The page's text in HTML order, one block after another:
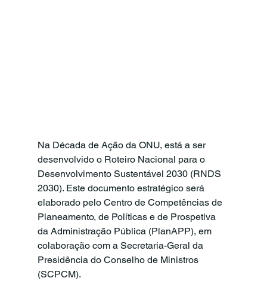
Na Década de Ação da ONU, está a ser
desenvolvido o Roteiro Nacional para o
Desenvolvimento Sustentável 2030 (RNDS
2030). Este documento estratégico será
elaborado pelo Centro de Competências de
Planeamento, de Políticas e de Prospetiva
da Administração Pública (PlanAPP), em
colaboração com a Secretaria-Geral da
Presidência do Conselho de Ministros
(SCPCM).